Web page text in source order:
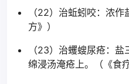
（22）治蚯蚓咬：浓
方》）
（23）治蠼螋尿疮：
绵浸汤淹疮上。（《食